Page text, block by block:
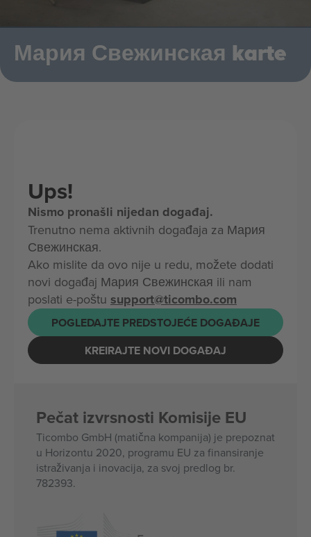
Мария Свежинская karte
Ups!
Nismo pronašli nijedan događaj.
Trenutno nema aktivnih događaja za Мария
Свежинская.
Ako mislite da ovo nije u redu, možete dodati
novi događaj Мария Свежинская ili nam
poslati e-poštu support@ticombo.com
POGLEDAJTE PREDSTOJEĆE DOGAĐAJE
KREIRAJTE NOVI DOGAĐAJ
Pečat izvrsnosti Komisije EU
Ticombo GmbH (matična kompanija) je prepoznat
u Horizontu 2020, programu EU za finansiranje
istraživanja i inovacija, za svoj predlog br.
782393.